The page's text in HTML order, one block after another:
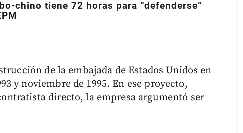
chino tiene 72 horas para “defenderse”
de la embajada de Estados Unidos en
y noviembre de 1995. En ese proyecto,
directo, la empresa argumentó ser